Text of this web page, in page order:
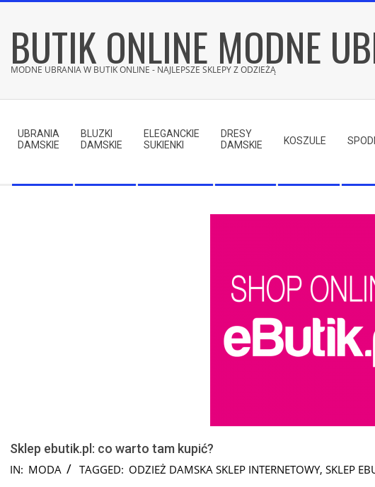
contentBUTIK ONLINE MODNE
MODNE UBRANIA W BUTIK ONLINE - NAJLEPSZE SKLEPY Z ODZIEŻĄ
Menu
UBRANIA
DAMSKIE
BLUZKI
DAMSKIE
ELEGANCKIE
SUKIENKI
DRESY
DAMSKIE
KOSZULE
Sklep ebutik.pl: co warto tam kupić?
IN: MODA TAGGED: ODZIEŻ DAMSKA SKLEP INTERNETOWY, SKLEP